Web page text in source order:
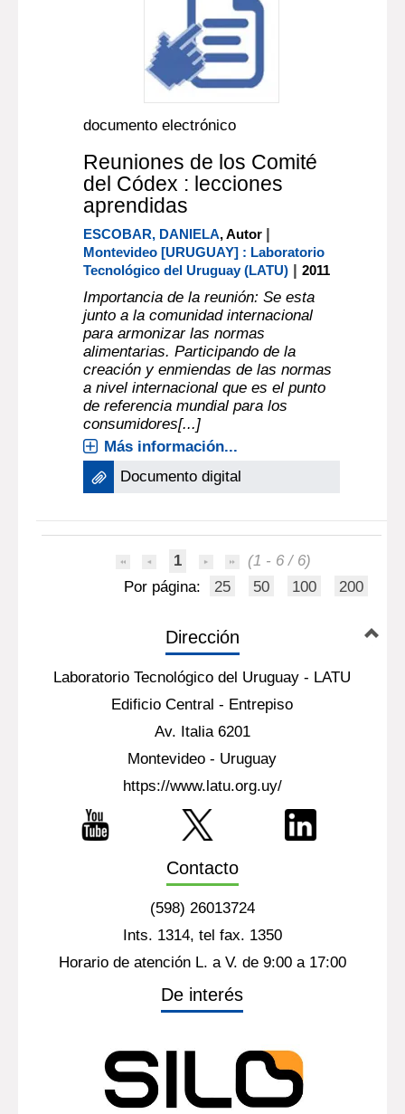
documento electrónico
Reuniones de los Comité
del Códex : lecciones
aprendidas
ESCOBAR, DANIELA, Autor |
Montevideo [URUGUAY] : Laboratorio
Tecnológico del Uruguay (LATU) |2011
Importancia de la reunión: Se esta
junto a la comunidad internacional
para armonizar las normas
alimentarias. Participando de la
creación y enmiendas de las normas
a nivel internacional que es el punto
de referencia mundial para los
consumidores[...]
Más información...
Documento digital
1
(1 - 6 / 6)
Por página:
25 50 100 200
Dirección
Laboratorio Tecnológico del Uruguay - LATU
Edificio Central - Entrepiso
Av. Italia 6201
Montevideo - Uruguay
https://www.latu.org.uy/
Contacto
(598) 26013724
Ints. 1314, tel fax. 1350
Horario de atención L. a V. de 9:00 a 17:00
De interés